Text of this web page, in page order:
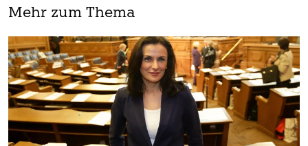
Mehr zum Thema